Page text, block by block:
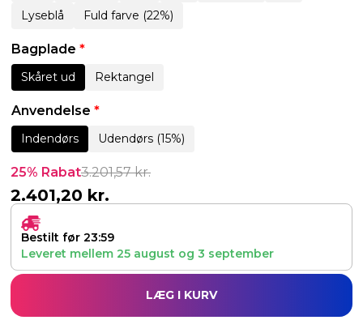
Lyseblå
Fuld farve (22%)
Bagplade *
Skåret ud Rektangel
Anvendelse *
Indendørs Udendørs (15%)
25% Rabat3.201,57kr.
2.401,20 kr.
Bestilt før 23:59
Leveret mellem 25 august og 3 september
LÆG I KURV